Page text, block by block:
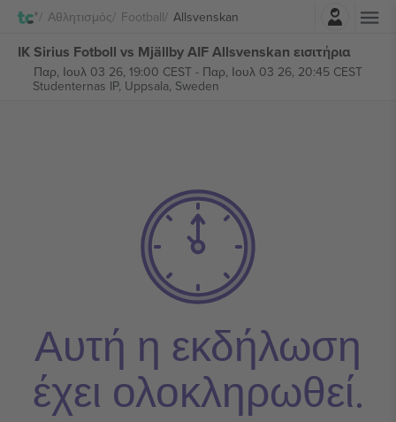
Αθλητισμός Football AllsvenskanΣύνδεση
IK Sirius Fotboll vs Mjällby AIF Allsvenskan εισιτήρια
Παρ, Ιουλ 03 26, 19:00 CEST- Παρ, Ιουλ 03 26, 20:45 CEST
Studenternas IP, Uppsala, Sweden
Αυτή η εκδήλωση
έχει ολοκληρωθεί.